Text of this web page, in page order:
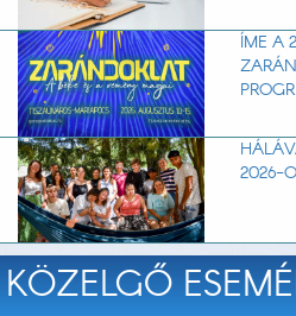
ÍME A
2026-
KÖZELGŐ